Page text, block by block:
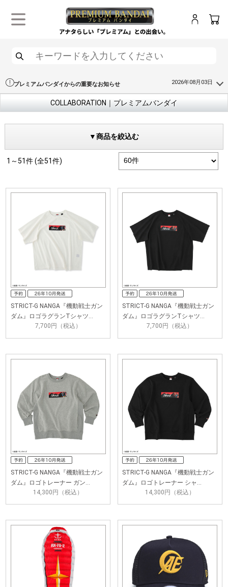
プレミアムバンダイからの重要なお知らせ 2026年08月03日
COLLABORATION｜プレミアムバンダイ
▼商品を絞込む
1～51件 (全51件)
STRICT-G NANGA『機動戦士ガン
ダム』ロゴラグランTシャツ…
7,700円（税込）
STRICT-G NANGA『機動戦士ガン
ダム』ロゴラグランTシャツ…
7,700円（税込）
STRICT-G NANGA『機動戦士ガン
ダム』ロゴトレーナー ガン…
14,300円（税込）
STRICT-G NANGA『機動戦士ガン
ダム』ロゴトレーナー シャ…
14,300円（税込）